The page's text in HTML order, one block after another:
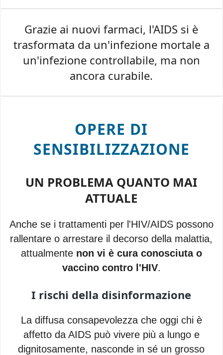
Grazie ai nuovi farmaci, l'AIDS si è
trasformata da un'infezione mortale a
un'infezione controllabile, ma non
ancora curabile.
OPERE DI
SENSIBILIZZAZIONE
UN PROBLEMA QUANTO MAI
ATTUALE
Anche se i trattamenti per l'HIV/AIDS possono
rallentare o arrestare il decorso della malattia,
attualmente non vi è cura conosciuta o
vaccino contro l'HIV.
I rischi della disinformazione
La diffusa consapevolezza che oggi chi è
affetto da AIDS può vivere più a lungo e
dignitosamente, nasconde in sé un grosso